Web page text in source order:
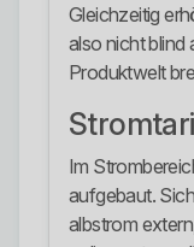
Gleichzeitig
also nicht blind
Produktwelt
Im
aufgebaut.
albstrom